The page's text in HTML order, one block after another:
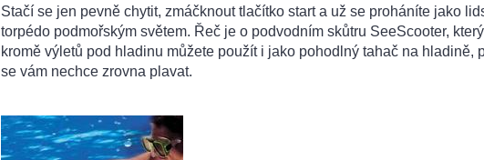
Stačí se jen pevně chytit, zmáčknout tlačítko start a už se proháníte jako
torpédo podmořským světem. Řeč je o podvodním skůtru SeeScooter, který
kromě výletů pod hladinu můžete použít i jako pohodlný tahač na hladině,
se vám nechce zrovna plavat.